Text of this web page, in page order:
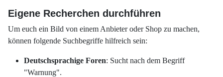
Eigene Recherchen durchführen
Um euch ein Bild von einem Anbieter oder Shop zu machen,
können folgende Suchbegriffe hilfreich sein:
Deutschsprachige Foren: Sucht nach dem Begriff
"Warnung".